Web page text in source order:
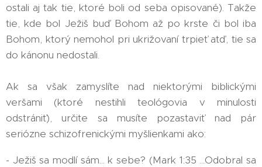
ostali aj tak tie, ktoré boli od seba opisované). Takže
tie, kde bol Ježiš buď Bohom až po krste či bol iba
Bohom, ktorý nemohol pri ukrižovaní trpieť atď, tie sa
do kánonu nedostali.
Ak sa však zamyslíte nad niektorými biblickými
veršami (ktoré nestihli teológovia v minulosti
odstrániť), určite sa musíte pozastaviť nad pár
seriózne schizofrenickými myšlienkami ako:
- Ježiš sa modlí sám... k sebe? (Mark 1:35 ...Odobral sa